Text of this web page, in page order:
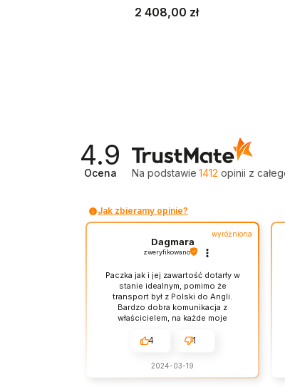
Cena
2 408,00 zł
4.9
Ocena Na podstawie 1412 opinii z
Jak zbieramy opinie?
wyróżniona
Dagmara
zweryfikowano
Paczka jak i jej zawartość dotarły w
stanie idealnym, pomimo że
transport był z Polski do Angli.
Bardzo dobra komunikacja z
właścicielem, na każde moje
bezzwłoczną odpowiedź . Jestem
meble każdemu
4 1
2024-03-19